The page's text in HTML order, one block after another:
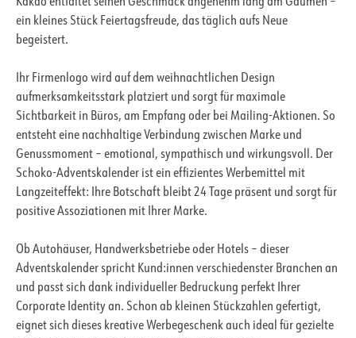
Kakao entfaltet seinen Geschmack angenehm lang am Gaumen –
ein kleines Stück Feiertagsfreude, das täglich aufs Neue
begeistert.
Ihr Firmenlogo wird auf dem weihnachtlichen Design
aufmerksamkeitsstark platziert und sorgt für maximale
Sichtbarkeit in Büros, am Empfang oder bei Mailing-Aktionen. So
entsteht eine nachhaltige Verbindung zwischen Marke und
Genussmoment – emotional, sympathisch und wirkungsvoll. Der
Schoko-Adventskalender ist ein effizientes Werbemittel mit
Langzeiteffekt: Ihre Botschaft bleibt 24 Tage präsent und sorgt für
positive Assoziationen mit Ihrer Marke.
Ob Autohäuser, Handwerksbetriebe oder Hotels – dieser
Adventskalender spricht Kund:innen verschiedenster Branchen an
und passt sich dank individueller Bedruckung perfekt Ihrer
Corporate Identity an. Schon ab kleinen Stückzahlen gefertigt,
eignet sich dieses kreative Werbegeschenk auch ideal für gezielte